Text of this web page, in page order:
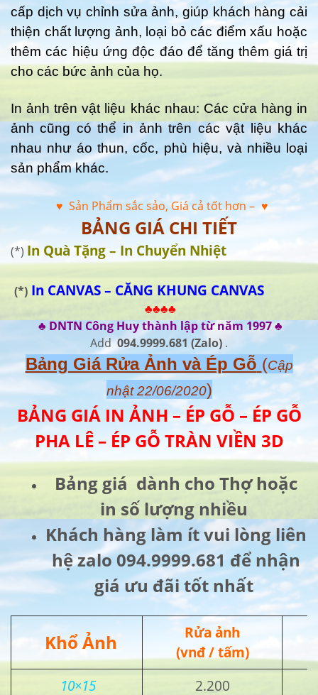
cấp dịch vụ chỉnh sửa ảnh, giúp khách hàng cải
thiện chất lượng ảnh, loại bỏ các điểm xấu hoặc
thêm các hiệu ứng độc đáo để tăng thêm giá trị
cho các bức ảnh của họ.
In ảnh trên vật liệu khác nhau: Các cửa hàng in
ảnh cũng có thể in ảnh trên các vật liệu khác
nhau như áo thun, cốc, phù hiệu, và nhiều loại
sản phẩm khác.
♥ Sản Phẩm sắc sảo, Giá cả tốt hơn – ♥
BẢNG GIÁ CHI TIẾT
(*) In Quà Tặng – In Chuyển Nhiệt
(*) In CANVAS – CĂNG KHUNG CANVAS
♣♣♣♣
♣ DNTN Công Huy thành lập từ năm 1997 ♣
Add094.9999.681 (Zalo) .
Bảng Giá Rửa Ảnh và Ép Gỗ (Cập
nhật 22/06/2020)
BẢNG GIÁ IN ẢNH – ÉP GỖ – ÉP GỖ
PHA LÊ – ÉP GỖ TRÀN VIỀN 3D
Bảng giá dành cho Thợ hoặc
in số lượng nhiều
Khách hàng làm ít vui lòng liên
hệ zalo 094.9999.681 để nhận
giá ưu đãi tốt nhất
Khổ Ảnh
Rửa ảnh
(vnđ / tấm)
10×15
2.200